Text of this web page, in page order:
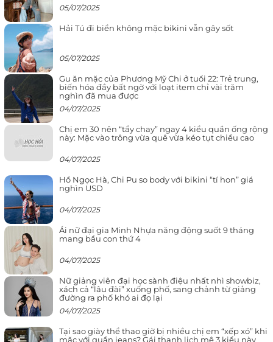
05/07/2025
Hải Tú đi biển không mặc bikini vẫn gây sốt
05/07/2025
Gu ăn mặc của Phương Mỹ Chi ở tuổi 22: Trẻ trung,
biến hóa đầy bất ngờ với loạt item chỉ vài trăm
nghìn đã mua được
04/07/2025
Chị em 30 nên “tẩy chay” ngay 4 kiểu quần ống rộng
này: Mặc vào trông vừa quê vừa kéo tụt chiều cao
04/07/2025
Hồ Ngọc Hà, Chi Pu so body với bikini “tí hon” giá
nghìn USD
04/07/2025
Ái nữ đại gia Minh Nhựa năng động suốt 9 tháng
mang bầu con thứ 4
04/07/2025
Nữ giảng viên đại học sành điệu nhất nhì showbiz,
xách cả “lâu đài” xuống phố, sang chảnh từ giảng
đường ra phố khó ai đọ lại
04/07/2025
Tại sao giày thể thao giờ bị nhiều chị em “xếp xó” khi
mặc với quần jeans? Gái thanh lịch mê 3 kiểu này